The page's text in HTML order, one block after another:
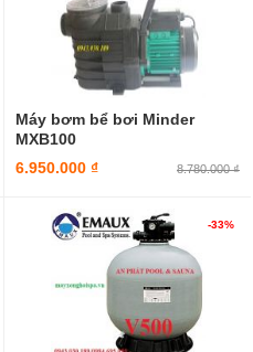
Máy bơm bể bơi Minder
MXB100
6.950.000 ₫
8.780.000 ₫
-33%